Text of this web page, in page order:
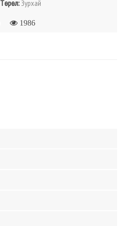
Төрөл:Зурхай
1986